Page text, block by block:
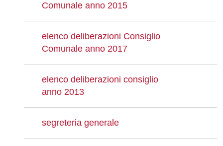
Comunale anno 2015
elenco deliberazioni Consiglio
Comunale anno 2017
elenco deliberazioni consiglio
anno 2013
segreteria generale